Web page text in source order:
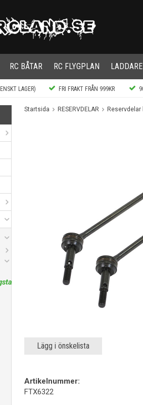
RC BÅTAR RC FLYGPLAN
LAGER) FRI FRAKT FRÅN 999KR
Startsida RESERVDELAR Reservdelar
Lägg i önskelista
Artikelnummer:
FTX6322